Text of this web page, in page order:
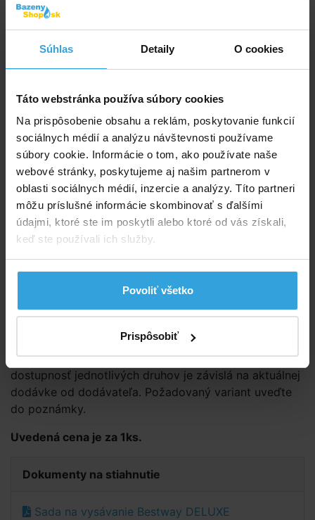
Súhlas Detaily O cookies
Táto webstránka používa súbory cookies
Na prispôsobenie obsahu a reklám, poskytovanie funkcií
sociálnych médií a analýzu návštevnosti používame
súbory cookie. Informácie o tom, ako používate naše
webové stránky, poskytujeme aj našim partnerom v
oblasti sociálnych médií, inzercie a analýzy. Títo partneri
môžu príslušné informácie skombinovať s ďalšími
údajmi, ktoré ste im poskytli alebo ktoré od vás získali,
keď ste používali ich služby.
Povoliť všetko
Prispôsobiť
Spýtajte sa predavača
Podrobný popis
Podrobný popis
Bazénový vysávač – sada DELUXE obsahuje:
bazénový vysávač na steny a podlahu bazéna
s predfiltom
vysávačová hadica dlhá 6m (deliteľná po 3m)
s priemerom 32mm
skimmer na odstránenie plávajúcich nečistôt
nastaviteľná násada (279 cm)
sieťku na nečistoty
2 ks redukcia pre napojenie skimmera a vysávača
vhodné pre filtrácie s minimálnym výkonom
Dodávanév dvoch farebných prevedeniach,
dostupnosť jednotlivých druhov je závislá na aktuálnej
dodávke od dodávateľa. Požadovaný variant uveďte
do poznámky.
Uvedená cena je za 1ks.
Dokumenty na stiahnutie
Sada na vysávanie Bestway DELUXE